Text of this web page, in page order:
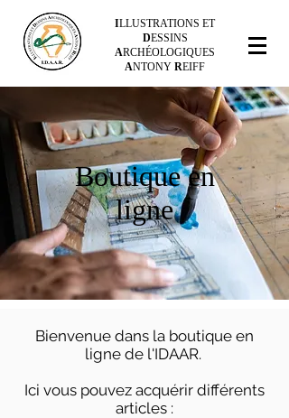
ILLUSTRATIONS ET
DESSINS
ARCHÉOLOGIQUES
ANTONY REIFF
Boutique en
ligne
Bienvenue dans la boutique en
ligne de l'IDAAR.
Ici vous pouvez acquérir différents
articles :